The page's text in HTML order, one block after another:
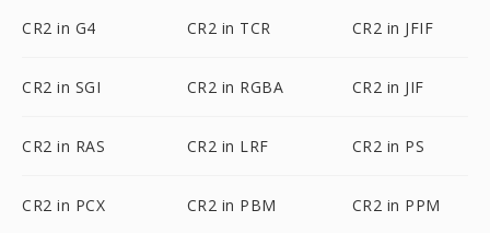
CR2 in G4 CR2 in TCR CR2 in JFIF
CR2 in SGI CR2 in RGBA CR2 in JIF
CR2 in RAS CR2 in LRF CR2 in PS
CR2 in PCX CR2 in PBM CR2 in PPM